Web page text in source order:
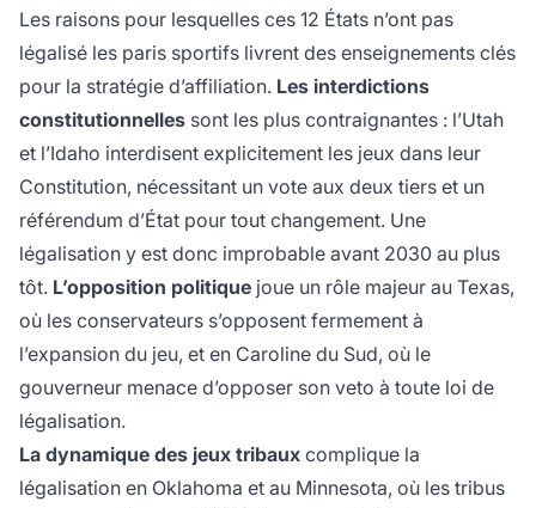
Les raisons pour lesquelles ces 12 États n’ont pas
légalisé les paris sportifs livrent des enseignements clés
pour la stratégie d’affiliation. Les interdictions
constitutionnelles sont les plus contraignantes : l’Utah
et l’Idaho interdisent explicitement les jeux dans leur
Constitution, nécessitant un vote aux deux tiers et un
référendum d’État pour tout changement. Une
légalisation y est donc improbable avant 2030 au plus
tôt. L’opposition politique joue un rôle majeur au Texas,
où les conservateurs s’opposent fermement à
l’expansion du jeu, et en Caroline du Sud, où le
gouverneur menace d’opposer son veto à toute loi de
légalisation.
La dynamique des jeux tribaux complique la
légalisation en Oklahoma et au Minnesota, où les tribus